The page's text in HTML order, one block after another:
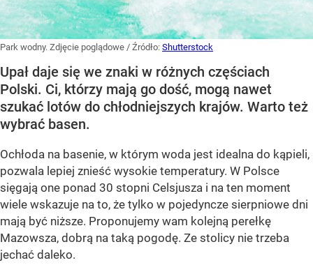
Park wodny. Zdjęcie poglądowe / Źródło: Shutterstock
Upał daje się we znaki w różnych częściach
Polski. Ci, którzy mają go dość, mogą nawet
szukać lotów do chłodniejszych krajów. Warto też
wybrać basen.
Ochłoda na basenie, w którym woda jest idealna do kąpieli,
pozwala lepiej znieść wysokie temperatury. W Polsce
sięgają one ponad 30 stopni Celsjusza i na ten moment
wiele wskazuje na to, że tylko w pojedyncze sierpniowe dni
mają być niższe. Proponujemy wam kolejną perełkę
Mazowsza, dobrą na taką pogodę. Ze stolicy nie trzeba
jechać daleko.